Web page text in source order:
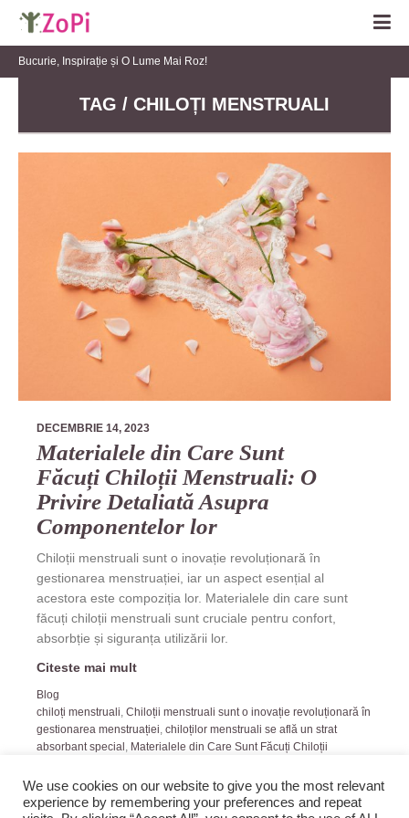
Bucurie, Inspirație și O Lume Mai Roz!
TAG / CHILOȚI MENSTRUALI
DECEMBRIE 14, 2023
Materialele din Care Sunt
Făcuți Chiloții Menstruali: O
Privire Detaliată Asupra
Componentelor lor
Chiloții menstruali sunt o inovație revoluționară în
gestionarea menstruației, iar un aspect esențial al
acestora este compoziția lor. Materialele din care sunt
făcuți chiloții menstruali sunt cruciale pentru confort,
absorbție și siguranța utilizării lor.
Citeste mai mult
Blog
chiloți menstruali, Chiloții menstruali sunt o inovație revoluționară în
gestionarea menstruației, chiloților menstruali se află un strat
absorbant special , Materialele din Care Sunt Făcuți Chiloții
We use cookies on our website to give you the most relevant
experience by remembering your preferences and repeat